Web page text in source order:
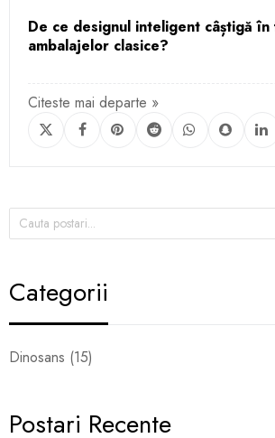
De ce designul inteligent câștigă în
ambalajelor clasice?
Citeste mai departe »
Categorii
Dinosans (15)
Postari Recente